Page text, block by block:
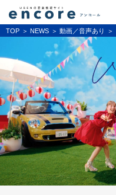
TOP NEWS 動画／音声あり